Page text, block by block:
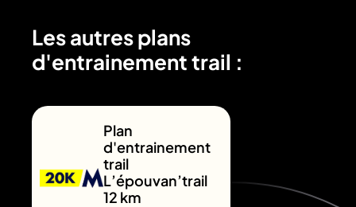
Les autres plans
d'entrainement trail :
Plan
d'entrainement
trail
L’épouvan’trail
12 km